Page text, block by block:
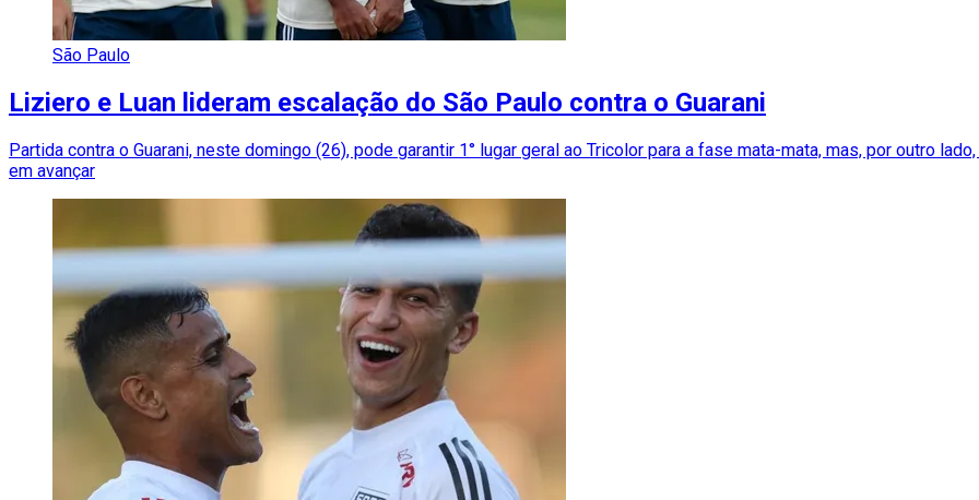
São Paulo
Liziero e Luan lideram escalação do São Paulo contra o Guarani
Partida contra o Guarani, neste domingo (26), pode garantir 1° lugar geral ao Tricolor para a fase mata-mata, mas, por outro
em avançar